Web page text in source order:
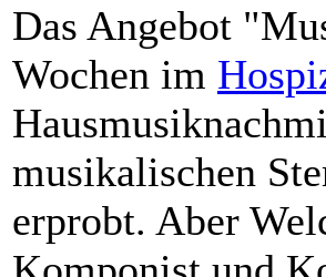
Das Angebot
Wochen im
musikalischen
erprobt. Aber